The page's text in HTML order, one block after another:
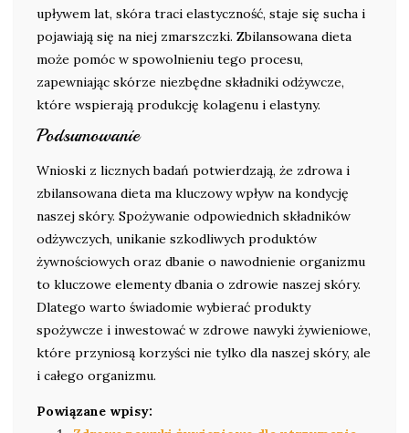
upływem lat, skóra traci elastyczność, staje się sucha i
pojawiają się na niej zmarszczki. Zbilansowana dieta
może pomóc w spowolnieniu tego procesu,
zapewniając skórze niezbędne składniki odżywcze,
które wspierają produkcję kolagenu i elastyny.
Podsumowanie
Wnioski z licznych badań potwierdzają, że zdrowa i
zbilansowana dieta ma kluczowy wpływ na kondycję
naszej skóry. Spożywanie odpowiednich składników
odżywczych, unikanie szkodliwych produktów
żywnościowych oraz dbanie o nawodnienie organizmu
to kluczowe elementy dbania o zdrowie naszej skóry.
Dlatego warto świadomie wybierać produkty
spożywcze i inwestować w zdrowe nawyki żywieniowe,
które przyniosą korzyści nie tylko dla naszej skóry, ale
i całego organizmu.
Powiązane wpisy: